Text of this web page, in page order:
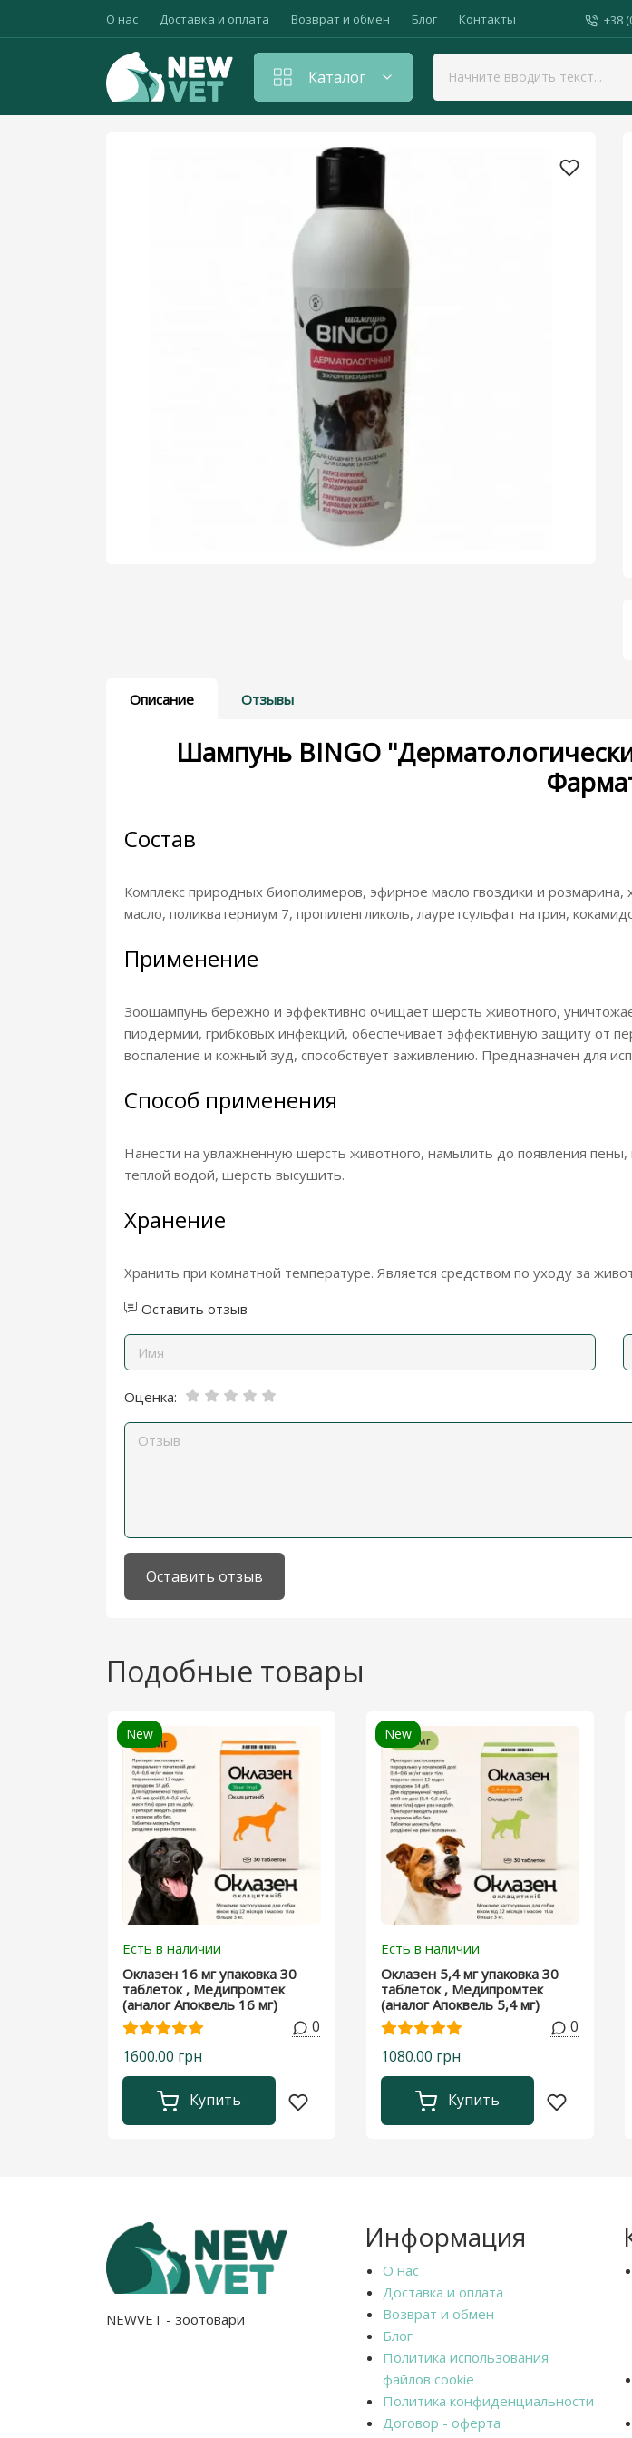
О нас Доставка и оплата Возврат и обмен Блог Контакты +38
Антистрессовые и седативные препараты
Вакцины, прививки, сыворотки
Гормональные средства, контрацептивы
Дерматологические препараты
Каталог
Главная Дерматологические препараты Шампунь BINGO
Описание Отзывы
Шампунь BINGO
Состав
Комплекс природных биополимеров, эфирное масло гвоздики и
масло, поликватерниум 7, пропиленгликоль, лауpетcульфaт нaтpия,
Применение
Зоошампунь бережно и эффективно очищает шерсть животного,
пиодермии, грибковых инфекций, обеспечивает эффективную защиту от
воспаление и кожный зуд, способствует заживлению. Предназначен для
Способ применения
Нанести на увлажненную шерсть животного, намылить до появления
теплой водой, шерсть высушить.
Хранение
Хранить при комнатной температуре. Является средством по уходу за
Оставить отзыв
Оценка:
Оставить отзыв
Подобные товары
New
Есть в наличии
Оклазен 16 мг упаковка 30
таблеток , Медипромтек
(аналог Апоквель 16 мг)
0
1600.00 грн
Купить
New
Есть в наличии
Оклазен 5,4 мг упаковка 30
таблеток , Медипромтек
(аналог Апоквель 5,4 мг)
0
1080.00 грн
Купить
NEWVET - зоотовари
Информация
О нас
Доставка и оплата
Возврат и обмен
Блог
Политика использования
файлов cookie
Политика конфиденциальности
Договор - оферта